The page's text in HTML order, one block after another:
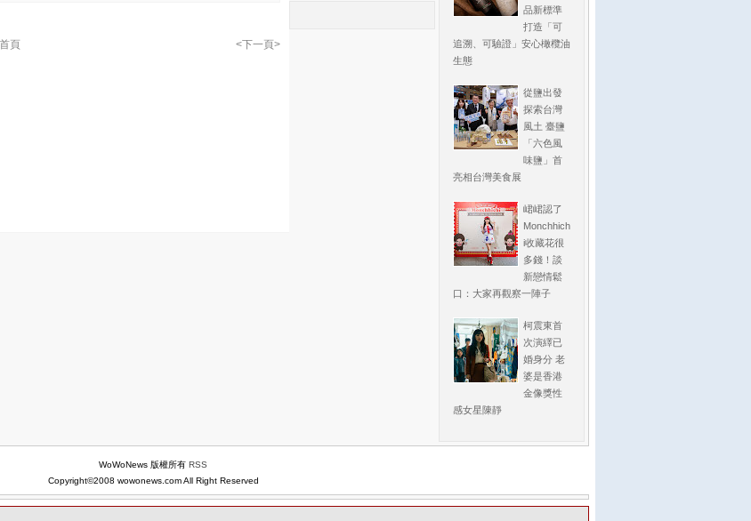
<下一頁>
首頁
品新標準
打造「可
追溯、可驗證」安心橄欖油
生態
從鹽出發
探索台灣
風土 臺鹽
「六色風
味鹽」首
亮相台灣美食展
峮峮認了
Monchhich
i收藏花很
多錢！談
新戀情鬆
口：大家再觀察一陣子
柯震東首
次演繹已
婚身分 老
婆是香港
金像獎性
感女星陳靜
WoWoNews 版權所有 RSS
Copyright©2008 wowonews.com All Right Reserved